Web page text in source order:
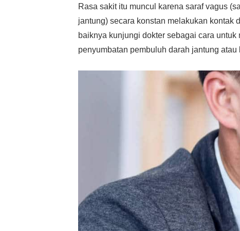
Rasa sakit itu muncul karena saraf vagus
jantung) secara konstan melakukan kontak
baiknya kunjungi dokter sebagai cara
penyumbatan pembuluh darah jantung atau